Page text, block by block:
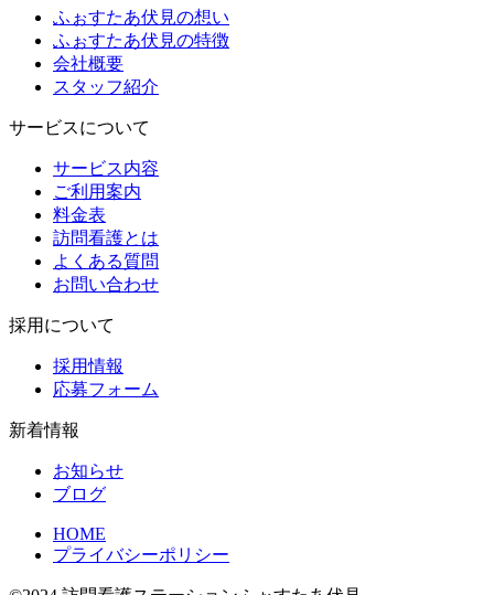
ふぉすたあ伏見の想い
ふぉすたあ伏見の特徴
会社概要
スタッフ紹介
サービスについて
サービス内容
ご利用案内
料金表
訪問看護とは
よくある質問
お問い合わせ
採用について
採用情報
応募フォーム
新着情報
お知らせ
ブログ
HOME
プライバシーポリシー